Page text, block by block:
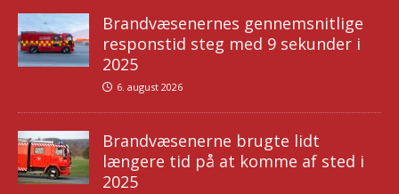
Brandvæsenernes gennemsnitlige
responstid steg med 9 sekunder i
2025
6. august 2026
Brandvæsenerne brugte lidt
længere tid på at komme af sted i
2025